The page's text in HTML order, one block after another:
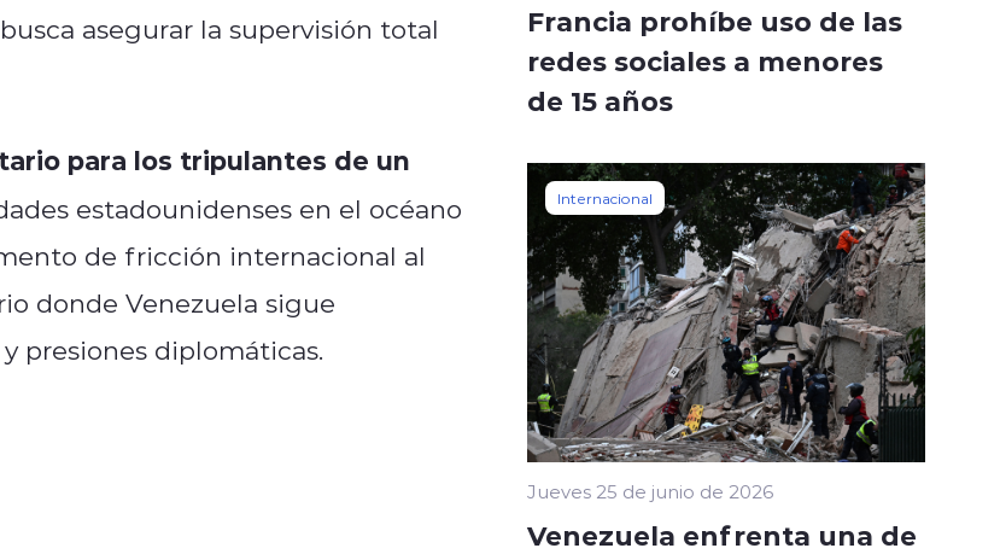
asegurar la supervisión total
para los tripulantes de un
estadounidenses en el océano
de fricción internacional al
donde Venezuela sigue
presiones diplomáticas.
Francia prohíbe uso de las
redes sociales a menores
de 15 años
Internacional
Jueves 25 de junio de 2026
Venezuela enfrenta una de